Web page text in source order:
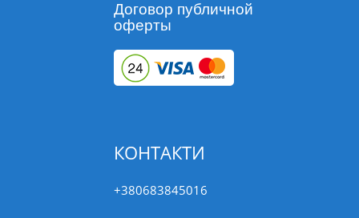
Договор публичной
оферты
КОНТАКТИ
+380683845016